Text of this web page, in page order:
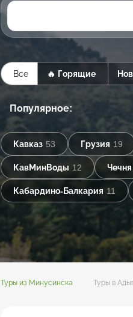
Все 🔥 Горящие
Популярное:
Кавказ 53 Грузия 19
КавМинВоды 12 Чечня
Кабардино-Балкария 11
Туры из Минусинска Туры в